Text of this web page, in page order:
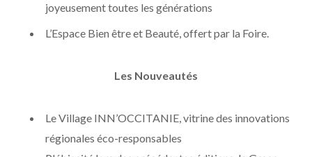
joyeusement toutes les générations
L’Espace Bien être et Beauté, offert par la Foire.
Les Nouveautés
Le Village INN’OCCITANIE, vitrine des innovations
régionales éco-responsables